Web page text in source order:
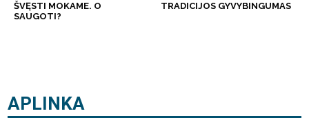
ŠVĘSTI MOKAME. O
SAUGOTI?
TRADICIJOS GYVYBINGUMAS
APLINKA